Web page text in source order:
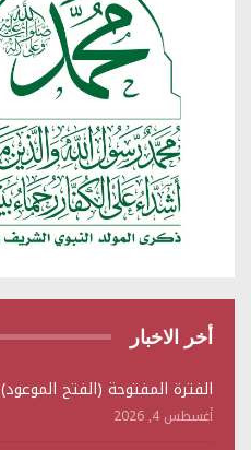
أخر الاخبار
الفترة المفتوحة (الفتح الموعود)
أغسطس 4, 2026